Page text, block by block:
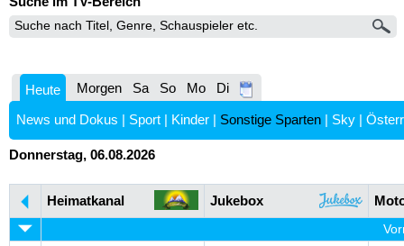
Heute Morgen Sa So Mo Di
News und Dokus | Sport | Kinder | Sonstige Sparten | Sky |
Donnerstag, 06.08.2026
Heimatkanal Jukebox